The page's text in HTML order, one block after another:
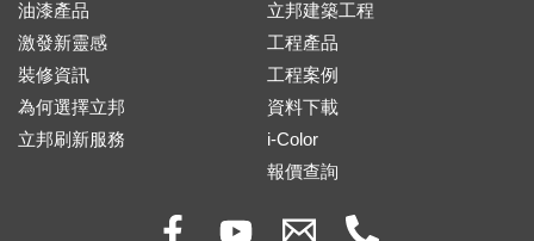
油漆產品
激發新靈感
裝修資訊
為何選擇立邦
立邦刷新服務
立邦建築工程
工程產品
工程案例
資料下載
i-Color
報價查詢